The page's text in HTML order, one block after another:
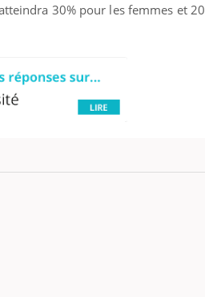
30% pour les femmes et 20